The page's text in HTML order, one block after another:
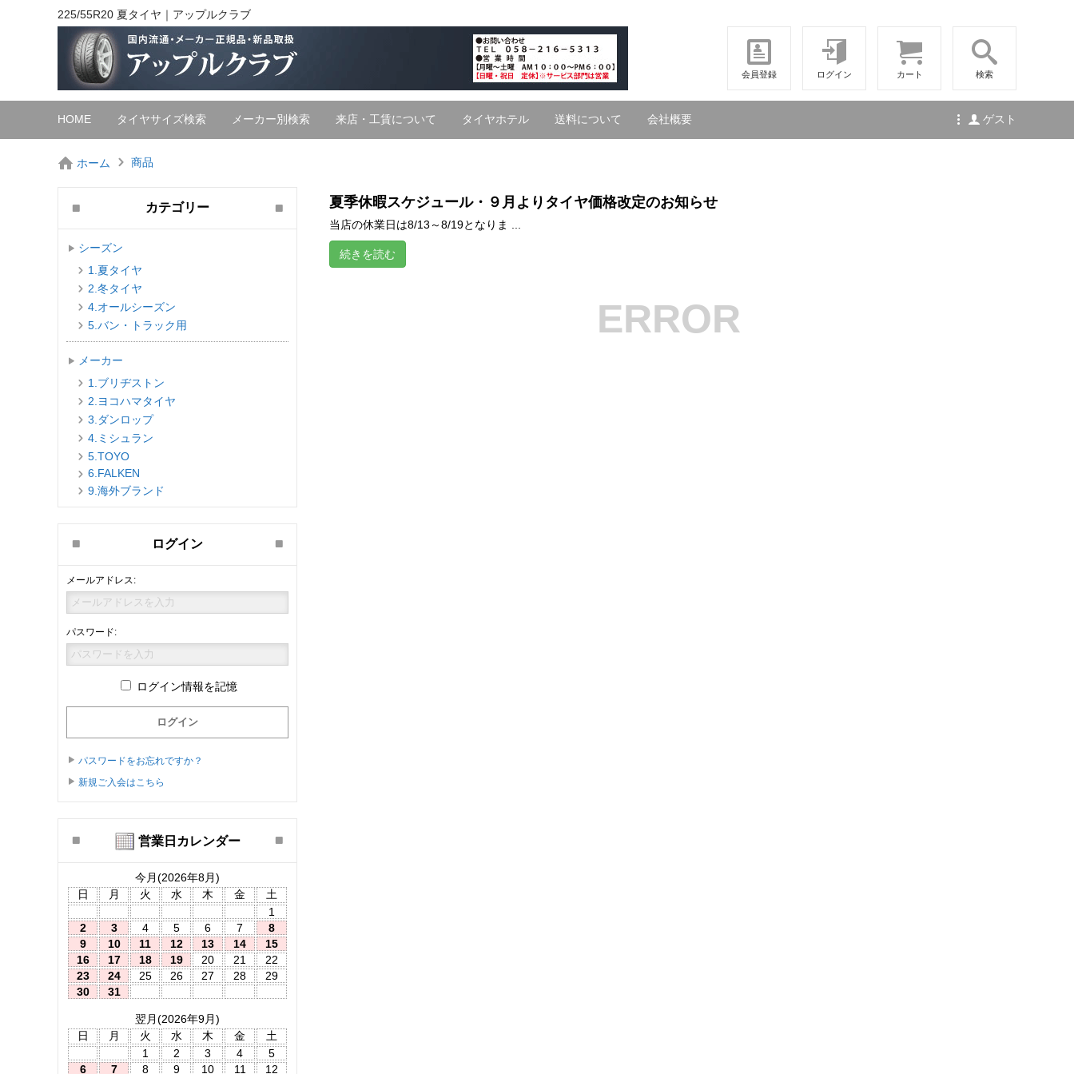
225/55R20 夏タイヤ｜アップルクラブ
会員登録 ログイン カート 検索
ゲスト
HOME タイヤサイズ検索 メーカー別検索 来店・工賃について タイヤホテル 送料について 会社概要
ホーム 商品
夏季休暇スケジュール・９月よりタイヤ価格改定のお知らせ
当店の休業日は8/13～8/19となりま ...
続きを読む
ERROR
カテゴリー
シーズン
1.夏タイヤ
2.冬タイヤ
4.オールシーズン
5.バン・トラック用
メーカー
1.ブリヂストン
2.ヨコハマタイヤ
3.ダンロップ
4.ミシュラン
5.TOYO
6.FALKEN
9.海外ブランド
ログイン
メールアドレス:
パスワード:
ログイン情報を記憶
パスワードをお忘れですか？
新規ご入会はこちら
営業日カレンダー
今月(2026年8月)
日
月 火 水 木 金
土
1
2
3 4 5 6 7
8
9
10 11 12 13 14
15
16
17 18 19 20 21
22
23
24 25 26 27 28
29
30
31
翌月(2026年9月)
日
月 火 水 木 金
土
1
2 3 4
5
6
7 8 9 10 11 12